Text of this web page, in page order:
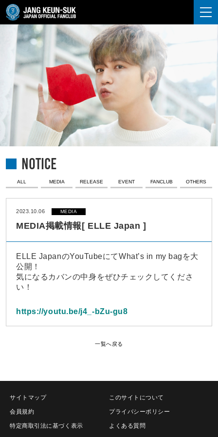
NOTICE
ALL MEDIA RELEASE EVENT FANCLUB OTHERS
2023.10.06 MEDIA
MEDIA掲載情報[ ELLE Japan ]
ELLE JapanのYouTubeにてWhat’s in my bagを大
公開！
気になるカバンの中身をぜひチェックしてくださ
い！
https://youtu.be/j4_-bZu-gu8
一覧へ戻る
サイトマップ このサイトについて
会員規約 プライバシーポリシー
特定商取引法に基づく表示 よくある質問